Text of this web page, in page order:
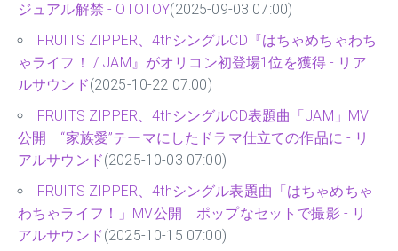
ジュアル解禁 - OTOTOY(2025-09-03 07:00)
FRUITS ZIPPER、4thシングルCD『はちゃめちゃわち
ゃライフ！ / JAM』がオリコン初登場1位を獲得 - リア
ルサウンド(2025-10-22 07:00)
FRUITS ZIPPER、4thシングルCD表題曲「JAM」MV
公開 “家族愛”テーマにしたドラマ仕立ての作品に - リ
アルサウンド(2025-10-03 07:00)
FRUITS ZIPPER、4thシングル表題曲「はちゃめちゃ
わちゃライフ！」MV公開 ポップなセットで撮影 - リ
アルサウンド(2025-10-15 07:00)